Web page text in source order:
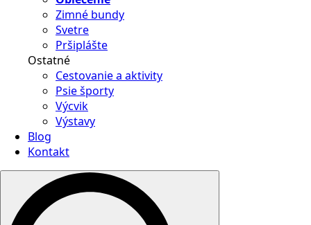
Zimné bundy
Svetre
Pršiplášte
Ostatné
Cestovanie a aktivity
Psie športy
Výcvik
Výstavy
Blog
Kontakt